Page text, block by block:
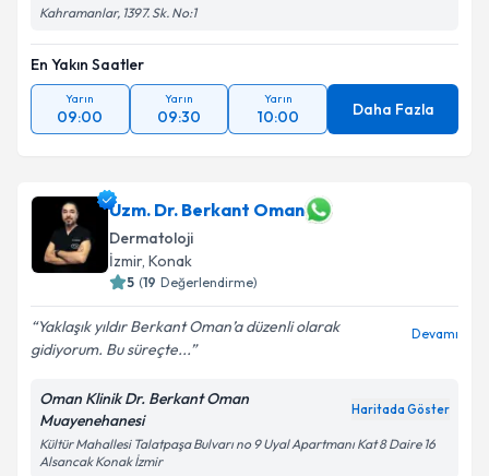
Kahramanlar, 1397. Sk. No:1
En Yakın Saatler
Yarın
09:00
Yarın
09:30
Yarın
10:00 Daha Fazla
Uzm. Dr. Berkant Oman
Dermatoloji
İzmir, Konak
5 (19 Değerlendirme)
Yaklaşık yıldır Berkant Oman’a düzenli olarak
gidiyorum. Bu süreçte...
Devamı
Oman Klinik Dr. Berkant Oman
Muayenehanesi
Haritada Göster
Kültür Mahallesi Talatpaşa Bulvarı no 9 Uyal Apartmanı Kat 8 Daire 16
Alsancak Konak İzmir